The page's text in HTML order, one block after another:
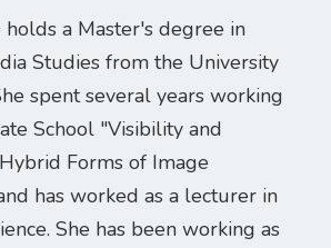
a Master's degree in
Studies from the University
spent several years working
School "Visibility and
Forms of Image
has worked as a lecturer in
She has been working as